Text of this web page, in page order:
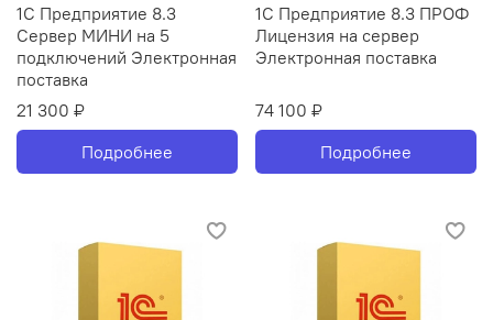
1С Предприятие 8.3
Сервер МИНИ на 5
подключений Электронная
поставка
21 300 ₽
Подробнее
1С Предприятие 8.3 ПРОФ
Лицензия на сервер
Электронная поставка
74 100 ₽
Подробнее